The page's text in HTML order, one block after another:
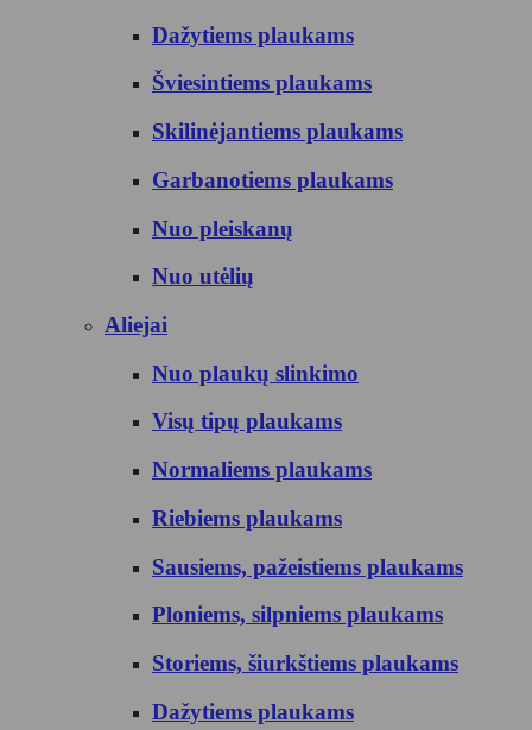
Dažytiems plaukams
Šviesintiems plaukams
Skilinėjantiems plaukams
Garbanotiems plaukams
Nuo pleiskanų
Nuo utėlių
Aliejai
Nuo plaukų slinkimo
Visų tipų plaukams
Normaliems plaukams
Riebiems plaukams
Sausiems, pažeistiems plaukams
Ploniems, silpniems plaukams
Storiems, šiurkštiems plaukams
Dažytiems plaukams